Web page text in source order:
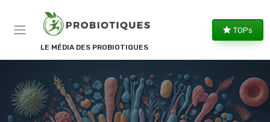
LE MÉDIA DES PROBIOTIQUES
TOPs